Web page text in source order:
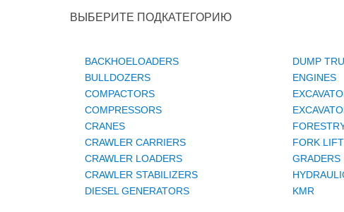
ВЫБЕРИТЕ ПОДКАТЕГОРИЮ
BACKHOELOADERS
BULLDOZERS
COMPACTORS
COMPRESSORS
CRANES
CRAWLER CARRIERS
CRAWLER LOADERS
CRAWLER STABILIZERS
DIESEL GENERATORS
DUMP
ENGINES
FORK LIFT
GRADERS
KMR